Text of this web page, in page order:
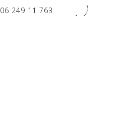
06 249 11 763